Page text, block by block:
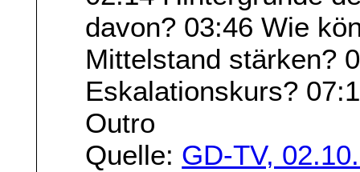
davon? 03:46 Wie
Mittelstand stärken?
Eskalationskurs?
Outro
Quelle: GD-TV,